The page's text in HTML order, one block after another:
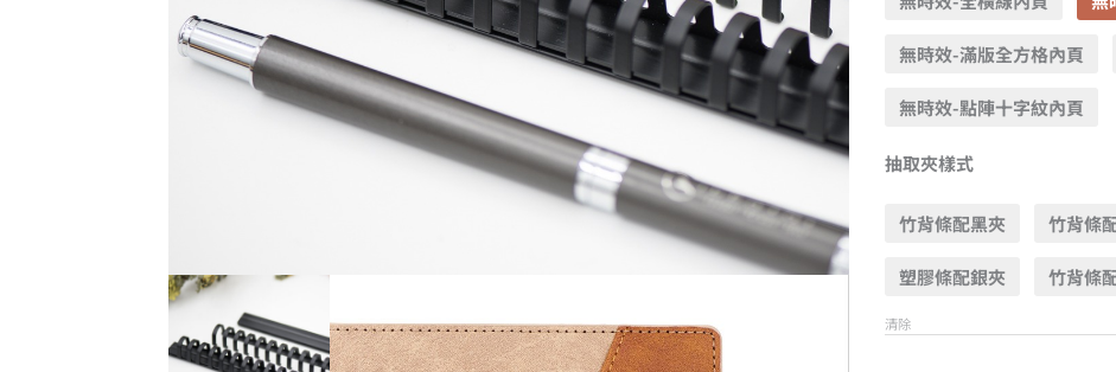
無時效-滿版全方格內頁
無時效-點陣十字紋內頁
抽取夾樣式
竹背條配黑夾 竹背條
塑膠條配銀夾 竹背條
清除